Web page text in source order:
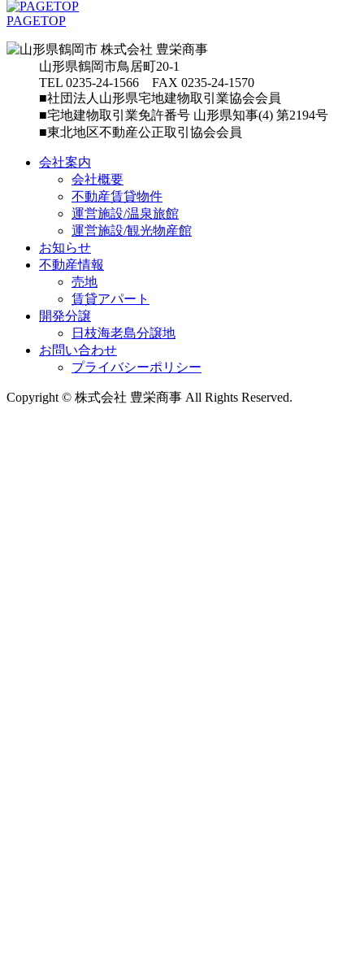
PAGETOP
山形県鶴岡市鳥居町20-1
TEL 0235-24-1566 FAX 0235-24-1570
■社団法人山形県宅地建物取引業協会会員
■宅地建物取引業免許番号 山形県知事(4) 第2194号
■東北地区不動産公正取引協会会員
会社案内
会社概要
不動産賃貸物件
運営施設/温泉旅館
運営施設/観光物産館
お知らせ
不動産情報
売地
賃貸アパート
開発分譲
日枝海老島分譲地
お問い合わせ
プライバシーポリシー
Copyright © 株式会社 豊栄商事 All Rights Reserved.